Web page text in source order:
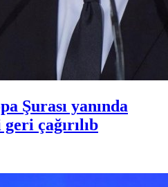
Şurası yanında
çağırılıb